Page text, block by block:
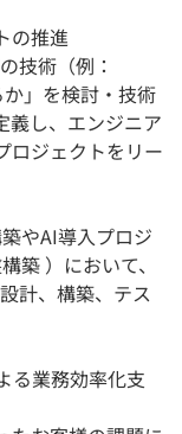
の推進
技術（例：
」を検討・技術
義し、エンジニア
ロジェクトをリー
やAI導入プロジ
築 ）において、
計、構築、テス
る業務効率化支